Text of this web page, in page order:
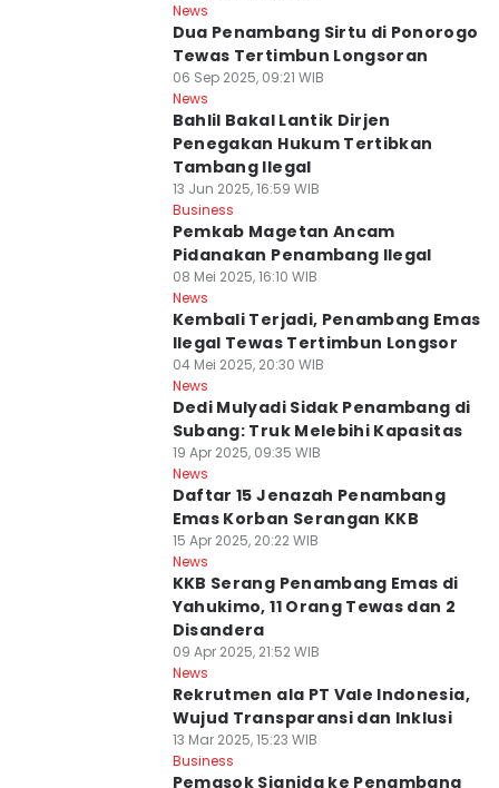
News
Dua Penambang Sirtu di Ponorogo
Tewas Tertimbun Longsoran
06 Sep 2025, 09:21 WIB
News
Bahlil Bakal Lantik Dirjen
Penegakan Hukum Tertibkan
Tambang Ilegal
13 Jun 2025, 16:59 WIB
Business
Pemkab Magetan Ancam
Pidanakan Penambang Ilegal
08 Mei 2025, 16:10 WIB
News
Kembali Terjadi, Penambang Emas
Ilegal Tewas Tertimbun Longsor
04 Mei 2025, 20:30 WIB
News
Dedi Mulyadi Sidak Penambang di
Subang: Truk Melebihi Kapasitas
19 Apr 2025, 09:35 WIB
News
Daftar 15 Jenazah Penambang
Emas Korban Serangan KKB
15 Apr 2025, 20:22 WIB
News
KKB Serang Penambang Emas di
Yahukimo, 11 Orang Tewas dan 2
Disandera
09 Apr 2025, 21:52 WIB
News
Rekrutmen ala PT Vale Indonesia,
Wujud Transparansi dan Inklusi
13 Mar 2025, 15:23 WIB
Business
Pemasok Sianida ke Penambang